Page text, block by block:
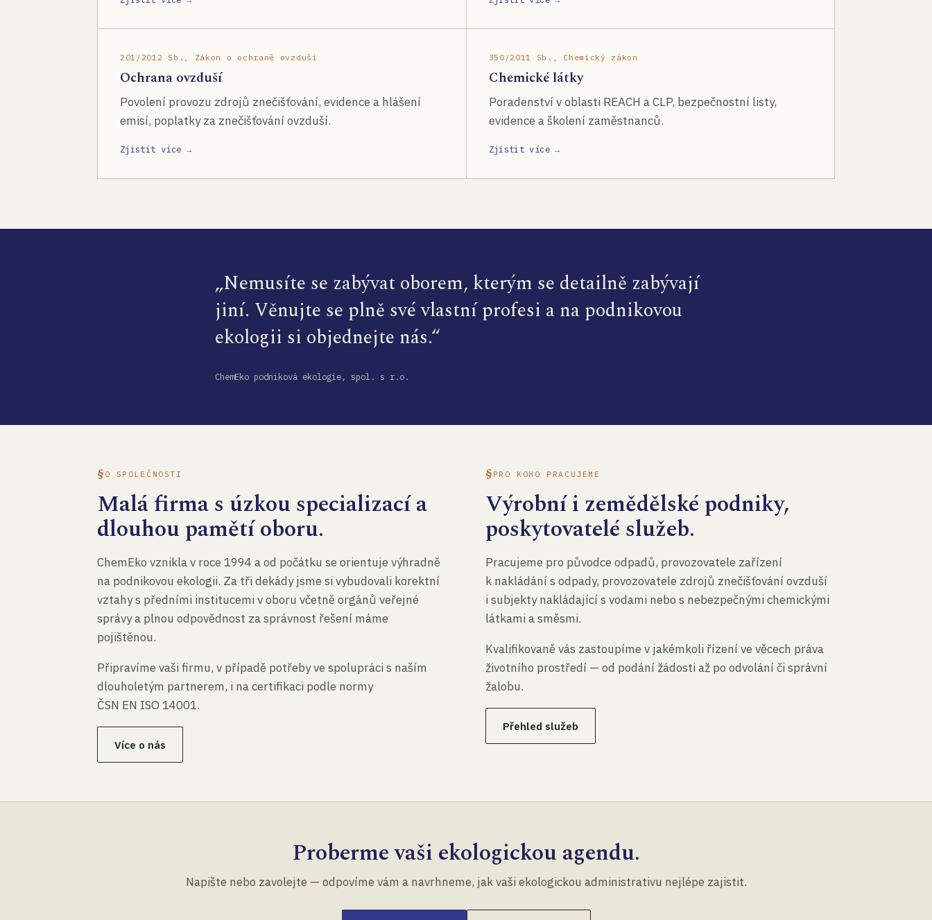
201/2012 Sb., Zákon o ochraně ovzduší
Ochrana ovzduší
Povolení provozu zdrojů znečišťování, evidence a hlášení
emisí, poplatky za znečišťování ovzduší.
Zjistit více →
350/2011 Sb., Chemický zákon
Chemické látky
Poradenství v oblasti REACH a CLP, bezpečnostní listy,
evidence a školení zaměstnanců.
Zjistit více →
„Nemusíte se zabývat oborem, kterým se detailně zabývají
jiní. Věnujte se plně své vlastní profesi a na podnikovou
ekologii si objednejte nás.“
ChemEko podniková ekologie, spol. s r.o.
O SPOLEČNOSTI
Malá firma s úzkou specializací a
dlouhou pamětí oboru.
ChemEko vznikla v roce 1994 a od počátku se orientuje výhradně
na podnikovou ekologii. Za tři dekády jsme si vybudovali korektní
vztahy s předními institucemi v oboru včetně orgánů veřejné
správy a plnou odpovědnost za správnost řešení máme
pojištěnou.
Připravíme vaši firmu, v případě potřeby ve spolupráci s naším
dlouholetým partnerem, i na certifikaci podle normy
ČSN EN ISO 14001.
Více o nás
PRO KOHO PRACUJEME
Výrobní i zemědělské podniky,
poskytovatelé služeb.
Pracujeme pro původce odpadů, provozovatele zařízení
k nakládání s odpady, provozovatele zdrojů znečišťování ovzduší
i subjekty nakládající s vodami nebo s nebezpečnými chemickými
látkami a směsmi.
Kvalifikovaně vás zastoupíme v jakémkoli řízení ve věcech práva
životního prostředí — od podání žádosti až po odvolání či správní
žalobu.
Přehled služeb
Proberme vaši ekologickou agendu.
Napište nebo zavolejte — odpovíme vám a navrhneme, jak vaši ekologickou administrativu nejlépe zajistit.